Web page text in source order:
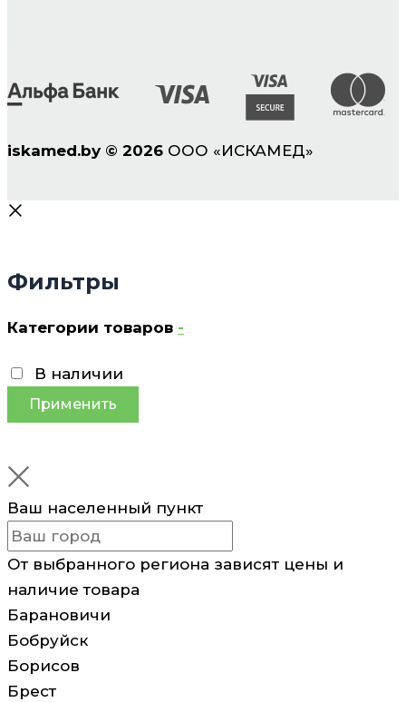
iskamed.by © 2026 ООО «ИСКАМЕД»
Фильтры
Категории товаров -
В наличии
Применить
Ваш населенный пункт
От выбранного региона зависят цены и
наличие товара
Барановичи
Бобруйск
Борисов
Брест